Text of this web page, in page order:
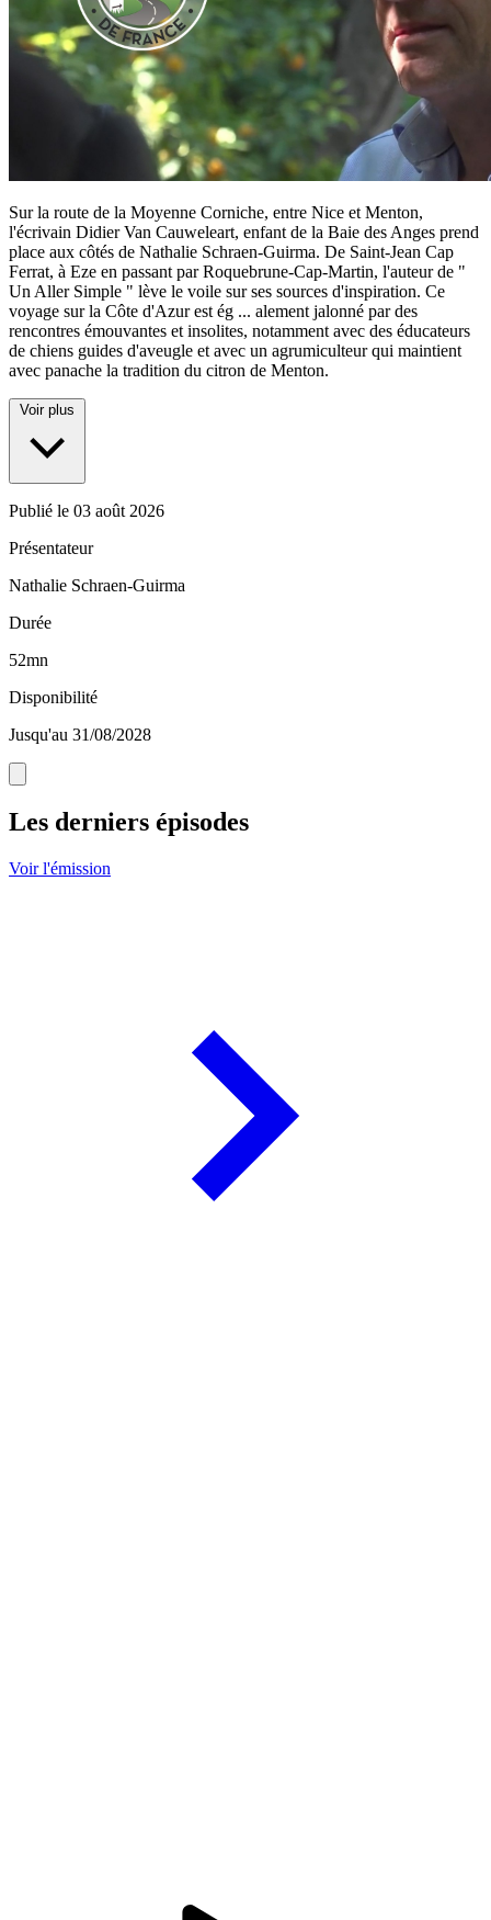
Sur la route de la Moyenne Corniche, entre Nice et Menton,
l'écrivain Didier Van Cauweleart, enfant de la Baie des Anges prend
place aux côtés de Nathalie Schraen-Guirma. De Saint-Jean Cap
Ferrat, à Eze en passant par Roquebrune-Cap-Martin, l'auteur de "
Un Aller Simple " lève le voile sur ses sources d'inspiration. Ce
voyage sur la Côte d'Azur est ég ... alement jalonné par des
rencontres émouvantes et insolites, notamment avec des éducateurs
de chiens guides d'aveugle et avec un agrumiculteur qui maintient
avec panache la tradition du citron de Menton.
Voir plus
Publié le 03 août 2026
Présentateur
Nathalie Schraen-Guirma
Durée
52mn
Disponibilité
Jusqu'au 31/08/2028
Les derniers épisodes
Voir l'émission